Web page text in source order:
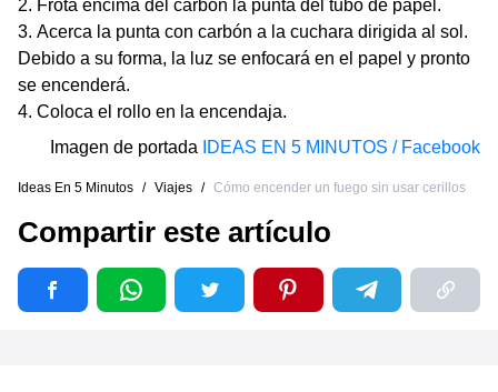
Frota encima del carbón la punta del tubo de papel.
Acerca la punta con carbón a la cuchara dirigida al sol.
Debido a su forma, la luz se enfocará en el papel y pronto
se encenderá.
Coloca el rollo en la encendaja.
Imagen de portada
IDEAS EN 5 MINUTOS / Facebook
Ideas En 5 Minutos / Viajes / Cómo encender un fuego sin usar cerillos
Compartir este artículo